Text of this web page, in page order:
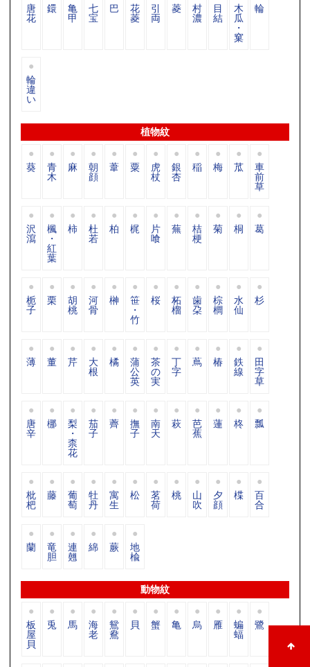
唐
花
鐶 亀
甲
七
宝
巴 花
菱
引
両
菱 村
濃
目
結
木
瓜
・
窠
輪
輪
違
い
植物紋
葵 青
木
麻 朝
顔
葦 粟 虎
杖
銀
杏
稲 梅 苽 車
前
草
沢
瀉
楓
・
紅
葉
柿 杜
若
柏 梶 片
喰
蕪 桔
梗
菊 桐 葛
栀
子
栗 胡
桃
河
骨
榊 笹
・
竹
桜 柘
榴
歯
朶
棕
櫚
水
仙
杉
薄 董 芹 大
根
橘 蒲
公
英
茶
の
実
丁
字
蔦 椿 鉄
線
田
字
草
唐
辛
梛 梨
・
柰
花
茄
子
薺 撫
子
南
天
萩 芭
蕉
蓮 柊 瓢
枇
杷
藤 葡
萄
牡
丹
寓
生
松 茗
荷
桃 山
吹
夕
顔
楪 百
合
蘭 竜
胆
連
翹
綿 蕨 地
楡
動物紋
板
屋
貝
兎 馬 海
老
鴛
鴦
貝 蟹 亀 烏 雁 蝙
蝠
鷺